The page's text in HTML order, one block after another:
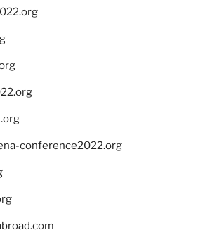
conference2022.org